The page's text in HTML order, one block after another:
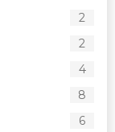
2
2
4
8
6